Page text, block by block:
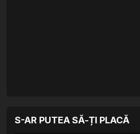
S-AR PUTEA SĂ-ȚI PLACĂ